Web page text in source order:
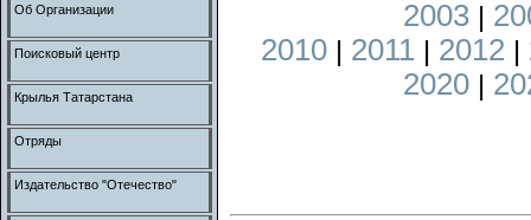
2003 |
2010 | 2011 | 2012 |
2020 |
Об Организации
Поисковый центр
Крылья Татарстана
Отряды
Издательство "Отечество"